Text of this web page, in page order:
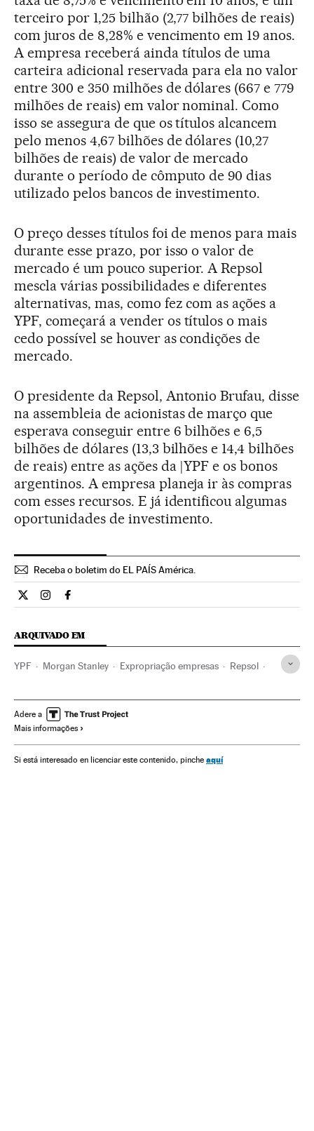
terceiro por 1,25 bilhão (2,77 bilhões de reais)
com juros de 8,28% e vencimento em 19 anos.
A empresa receberá ainda títulos de uma
carteira adicional reservada para ela no valor
entre 300 e 350 milhões de dólares (667 e 779
milhões de reais) em valor nominal. Como
isso se assegura de que os títulos alcancem
pelo menos 4,67 bilhões de dólares (10,27
bilhões de reais) de valor de mercado
durante o período de cômputo de 90 dias
utilizado pelos bancos de investimento.
O preço desses títulos foi de menos para mais
durante esse prazo, por isso o valor de
mercado é um pouco superior. A Repsol
mescla várias possibilidades e diferentes
alternativas, mas, como fez com as ações a
YPF, começará a vender os títulos o mais
cedo possível se houver as condições de
mercado.
O presidente da Repsol, Antonio Brufau, disse
na assembleia de acionistas de março que
esperava conseguir entre 6 bilhões e 6,5
bilhões de dólares (13,3 bilhões e 14,4 bilhões
de reais) entre as ações da |YPF e os bonos
argentinos. A empresa planeja ir às compras
com esses recursos. E já identificou algumas
oportunidades de investimento.
Receba o boletim do EL PAÍS América.
Economia El País Brasil en Twitter
Economia El País Brasil en Instagram
Economia El País Brasil en Facebook
ARQUIVADO EM
YPF Morgan Stanley Expropriação empresas Repsol
Espanha Economia América
Combustíveis fósseis
Energia não renovável Fontes energia Energia
Adere a
Mais informações
Si está interesado en licenciar este contenido, pinche aquí